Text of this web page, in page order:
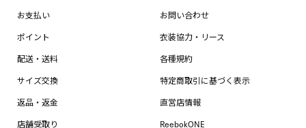
お支払い
ポイント
配送・送料
サイズ交換
返品・返金
店舗受取り
お問い合わせ
衣装協力・リース
各種規約
特定商取引に基づく表示
直営店情報
ReebokONE